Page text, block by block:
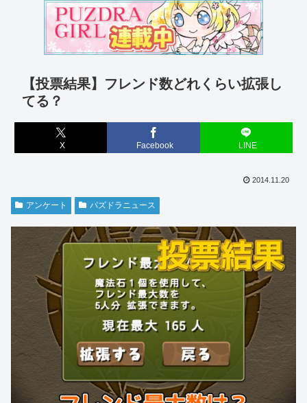
【投票結果】フレンド数どれくらい拡張し
てる？
X Facebook LINE
2014.11.20
アンケート パズドラニュース